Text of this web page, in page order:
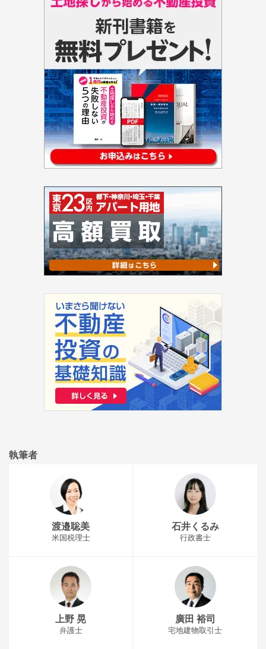
執筆者
渡邉聡美
米国税理士
石井くるみ
行政書士
上野 晃
弁護士
廣田 裕司
宅地建物取引士